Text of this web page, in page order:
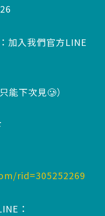
加入我們官方LINE
能下次見🥲）
rid=305252269
：